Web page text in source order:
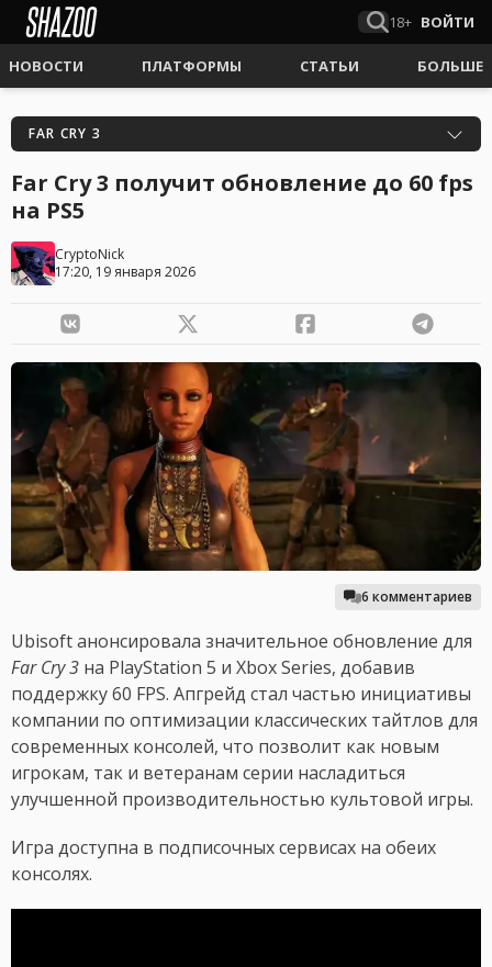
18+ ВОЙТИ
НОВОСТИ ПЛАТФОРМЫ СТАТЬИ БОЛЬШЕ
FAR CRY 3
Far Cry 3 получит обновление до 60 fps
на PS5
CryptoNick
17:20, 19 января 2026
6 комментариев
Ubisoft анонсировала значительное обновление для
Far Cry 3 на PlayStation 5 и Xbox Series, добавив
поддержку 60 FPS. Апгрейд стал частью инициативы
компании по оптимизации классических тайтлов для
современных консолей, что позволит как новым
игрокам, так и ветеранам серии насладиться
улучшенной производительностью культовой игры.
Игра доступна в подписочных сервисах на обеих
консолях.